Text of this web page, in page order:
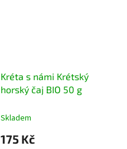
Kréta s námi Krétský
horský čaj BIO 50 g
Skladem
175 Kč